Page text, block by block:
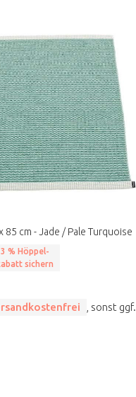
85 cm - Jade / Pale Turquoise
3 % Höppel-
sichern
, sonst ggf.